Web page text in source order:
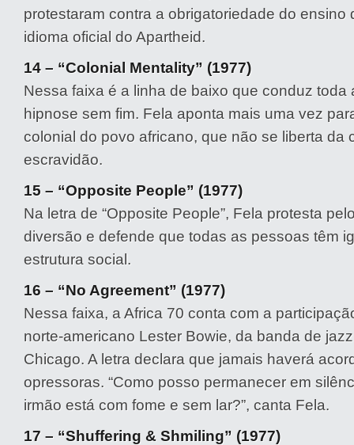
protestaram contra a obrigatoriedade do ensino
idioma oficial do Apartheid.
14 – “Colonial Mentality” (1977)
Nessa faixa é a linha de baixo que conduz toda
hipnose sem fim. Fela aponta mais uma vez
colonial do povo africano, que não se liberta da
escravidão.
15 – “Opposite People” (1977)
Na letra de “Opposite People”, Fela protesta
diversão e defende que todas as pessoas têm
estrutura social.
16 – “No Agreement” (1977)
Nessa faixa, a Africa 70 conta com a
norte-americano Lester Bowie, da banda de
Chicago. A letra declara que jamais haverá
opressoras. “Como posso permanecer em
irmão está com fome e sem lar?”, canta Fela.
17 – “Shuffering & Shmiling” (1977)